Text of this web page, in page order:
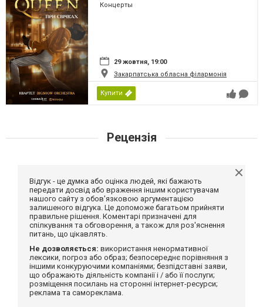
Концерты
29 жовтня, 19:00
Закарпатська обласна філармонія
Купити
Рецензія
Відгук - це думка або оцінка людей, які бажають
передати досвід або враження іншим користувачам
нашого сайту з обов'язковою аргументацією
залишеного відгука. Це допоможе багатьом прийняти
правильне рішення. Коментарі призначені для
спілкування та обговорення, а також для роз'яснення
питань, що цікавлять.
Не дозволяється: використання ненормативної
лексики, погроз або образ; безпосереднє порівняння з
іншими конкуруючими компаніями; безпідставні заяви,
що ображають діяльність компанії і / або її послуги;
розміщення посилань на сторонні інтернет-ресурси;
реклама та самореклама.